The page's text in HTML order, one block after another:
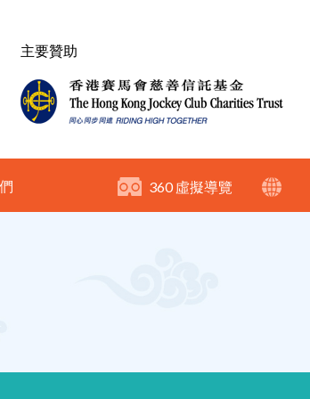
主要贊助
360 虛擬導覽